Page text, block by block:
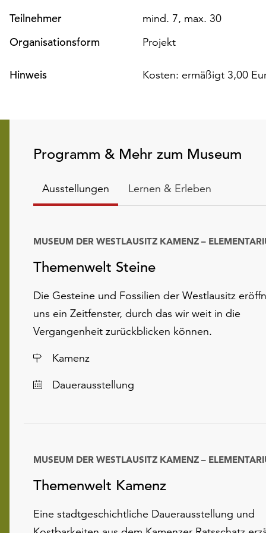
Teilnehmer
mind. 7, max. 30
Organisationsform
Projekt
Hinweis Kosten: ermäßigt 3,00
Programm & Mehr zum Museum
Ausstellungen Lernen & Erleben
Themenwelt Steine
MUSEUM DER WESTLAUSITZ KAMENZ –
Die Gesteine und Fossilien der Westlausitz
uns ein Zeitfenster, durch das wir weit in die
Vergangenheit zurückblicken können.
Ort
Kamenz
Datum
Dauerausstellung
Themenwelt Kamenz
MUSEUM DER WESTLAUSITZ KAMENZ –
Eine stadtgeschichtliche Dauerausstellung und
Datum